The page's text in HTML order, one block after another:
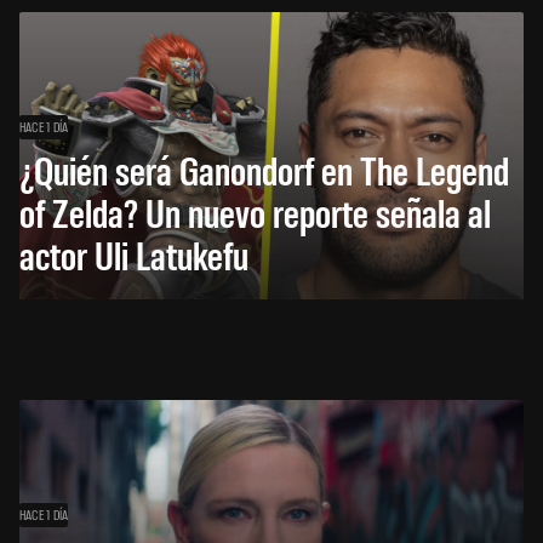
HACE 1 DÍA
¿Quién será Ganondorf en The Legend
of Zelda? Un nuevo reporte señala al
actor Uli Latukefu
HACE 1 DÍA